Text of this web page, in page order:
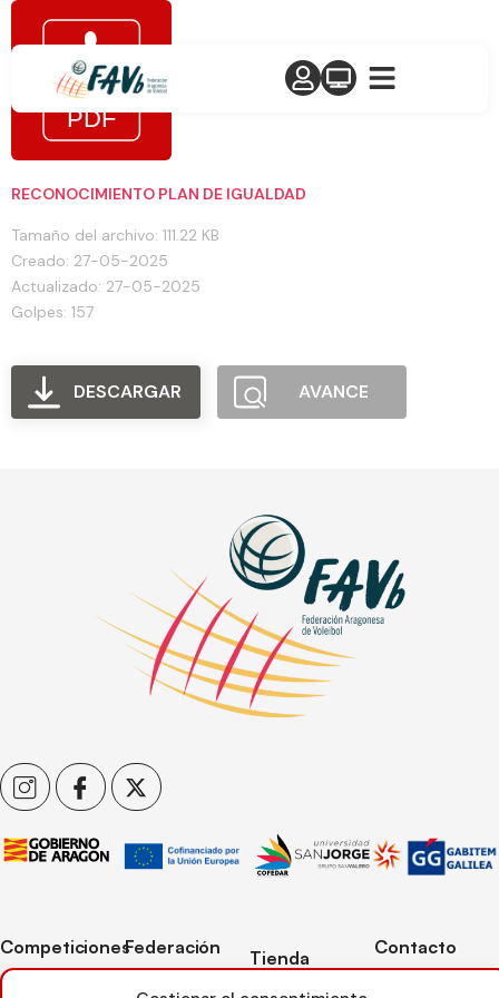
RECONOCIMIENTO PLAN DE IGUALDAD
Tamaño del archivo: 111.22 KB
Creado: 27-05-2025
Actualizado: 27-05-2025
Golpes: 157
DESCARGAR AVANCE
Competiciones
Competiciones
Federación
Tienda
Mi cuenta
Contacto